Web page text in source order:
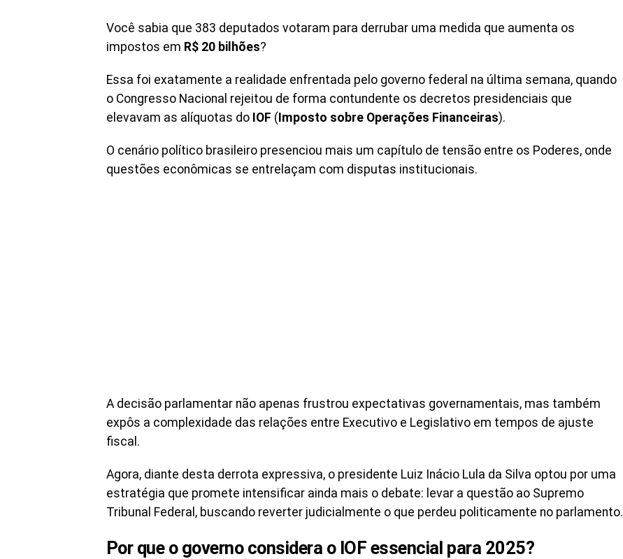
Você sabia que 383 deputados votaram para derrubar uma medida que aumenta os
impostos em R$ 20 bilhões?
Essa foi exatamente a realidade enfrentada pelo governo federal na última semana, quando
o Congresso Nacional rejeitou de forma contundente os decretos presidenciais que
elevavam as alíquotas do IOF (Imposto sobre Operações Financeiras).
O cenário político brasileiro presenciou mais um capítulo de tensão entre os Poderes, onde
questões econômicas se entrelaçam com disputas institucionais.
A decisão parlamentar não apenas frustrou expectativas governamentais, mas também
expôs a complexidade das relações entre Executivo e Legislativo em tempos de ajuste
fiscal.
Agora, diante desta derrota expressiva, o presidente Luiz Inácio Lula da Silva optou por uma
estratégia que promete intensificar ainda mais o debate: levar a questão ao Supremo
Tribunal Federal, buscando reverter judicialmente o que perdeu politicamente no parlamento.
Por que o governo considera o IOF essencial para 2025?